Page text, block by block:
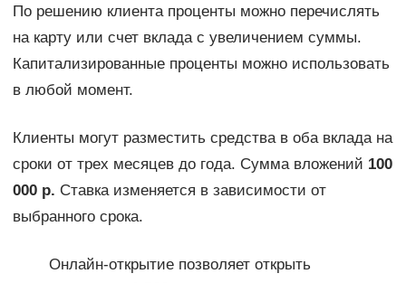
По решению клиента проценты можно перечислять
на карту или счет вклада с увеличением суммы.
Капитализированные проценты можно использовать
в любой момент.
Клиенты могут разместить средства в оба вклада на
сроки от трех месяцев до года. Сумма вложений 100
000 р. Ставка изменяется в зависимости от
выбранного срока.
Онлайн-открытие позволяет открыть